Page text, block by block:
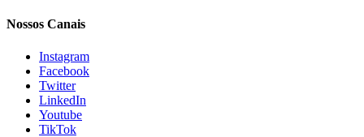
Nossos Canais
Instagram
Facebook
Twitter
LinkedIn
Youtube
TikTok